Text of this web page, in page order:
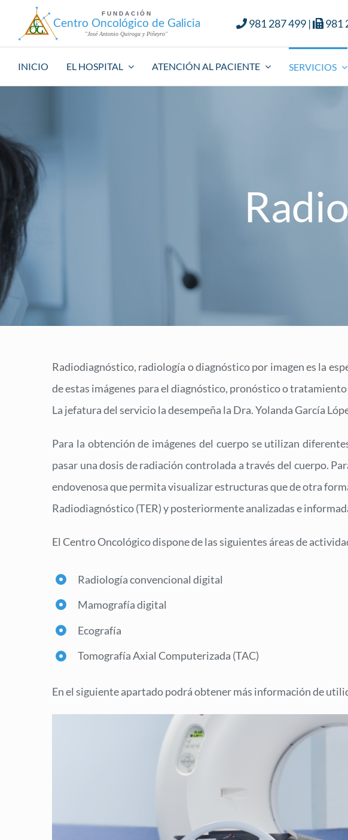
981 287 499 | 981
INICIO EL HOSPITAL ATENCIÓN AL PACIENTE SERVICIOS
Radiodiagnóstico, radiología o diagnóstico por imagen es la
de estas imágenes para el diagnóstico, pronóstico o
La jefatura del servicio la desempeña la Dra. Yolanda García
Para la obtención de imágenes del cuerpo se utilizan
pasar una dosis de radiación controlada a través del cuerpo.
endovenosa que permita visualizar estructuras que de otra
Radiodiagnóstico (TER) y posteriormente analizadas e
El Centro Oncológico dispone de las siguientes áreas de
Radiología convencional digital
Mamografía digital
Ecografía
Tomografía Axial Computerizada (TAC)
En el siguiente apartado podrá obtener más información de